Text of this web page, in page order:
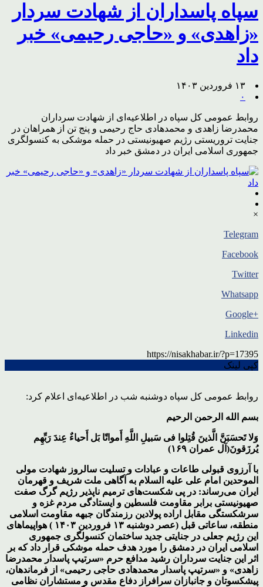
سپاه پاسداران از شهادت سردار
«زاهدی» و «حاجی رحیمی» خبر
داد
۱۳ فروردین ۱۴۰۳
۰
روابط عمومی کل سپاه در اطلاعیه‌ای از شهادت سرداران
محمدرضا زاهدی و محمدهادی حاج رحیمی و پنج تن از همراهان در
جنایت تروریستی رژیم صهیونیستی در حمله موشکی به کنسولگری
جمهوری اسلامی ایران در دمشق خبر داد
×
Telegram
Facebook
Twitter
Whatsapp
+Google
Linkedin
https://nisakhabar.ir/?p=17395
کپی لینک
روابط عمومی کل سپاه دوشنبه شب در اطلاعیه‌ای اعلام کرد:
بسم الله الرحمن الرحیم
وَلا تَحسَبَنَّ الَّذینَ قُتِلوا فی سَبیلِ اللَّهِ أَمواتًا بَل أَحیاءٌ عِندَ رَبِّهِم
یُرزَقونَ(آل عمران ۱۶۹)
با آرزوی قبولی طاعات و عبادات و تسلیت سالروز شهادت مولی
الموحدین امام علی علیه السلام به آگاهی ملت شریف و قهرمان
ایران می‌رساند: در پی شکست‌های ترمیم ناپذیر رژیم گرگ صفت
صهیونیستی برابر مقاومت فلسطین و ایستادگی مردم غزه و
سرشکستگی مقابل اراده پولادین رزمندگان جبهه مقاومت اسلامی
منطقه، ساعاتی قبل (عصر دوشنبه ۱۳ فروردین ۱۴۰۳ ) هواپیماهای
این رژیم جعلی در جنایتی جدید ساختمان کنسولگری جمهوری
اسلامی ایران در دمشق را مورد هدف حمله موشکی قرار داد که بر
اثر این جنایت سرداران رشید مدافع حرم «سرتیپ پاسدار محمدرضا
زاهدی» و «سرتیپ پاسدار محمدهادی حاجی رحیمی» از فرماندهان،
پیشکسوتان و جانبازان سرافراز دفاع مقدس و مستشاران نظامی